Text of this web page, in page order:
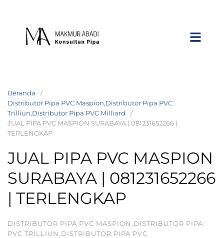
Beranda
Distributor Pipa PVC Maspion,Distributor Pipa PVC
Trilliun,Distributor Pipa PVC Milliard
JUAL PIPA PVC MASPION SURABAYA | 081231652266 |
TERLENGKAP
JUAL PIPA PVC MASPION
SURABAYA | 081231652266
| TERLENGKAP
DISTRIBUTOR PIPA PVC MASPION,DISTRIBUTOR PIPA
PVC TRILLIUN,DISTRIBUTOR PIPA PVC